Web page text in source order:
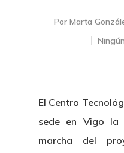
Por Marta
El Centro
sede en Vigo la
marcha del